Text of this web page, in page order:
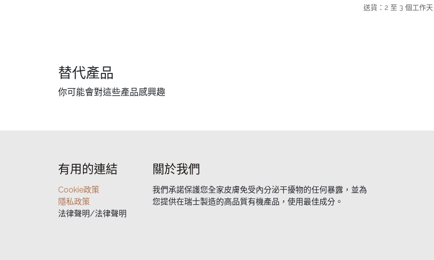
送貨：2 至 3 個工作天
替代產品
你可能會對這些產品感興趣
有用的連結
Cookie政策
隱私政策
法律聲明/法律聲明
關於我們
我們承諾保護您全家皮膚免受內分泌干擾物的任何暴露，並為
您提供在瑞士製造的高品質有機產品，使用最佳成分。